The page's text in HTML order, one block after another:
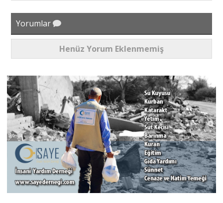
Yorumlar
Henüz Yorum Eklenmemiş